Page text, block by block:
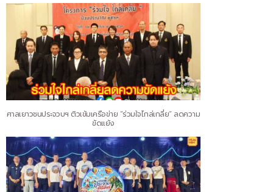
ศาลเยาวชนประจวบฯ ติวเข้มเครือข่าย “ร่วมใจไกล่เกลี่ย” ลดความ
ขัดแย้ง